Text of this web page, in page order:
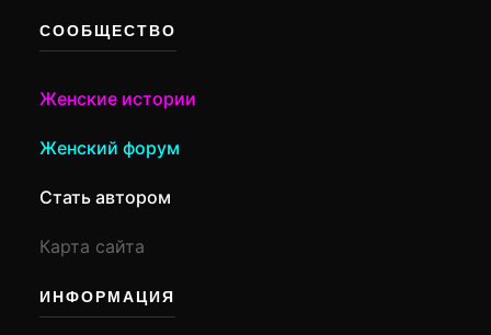
СООБЩЕСТВО
Женские истории
Женский форум
Стать автором
Карта сайта
ИНФОРМАЦИЯ